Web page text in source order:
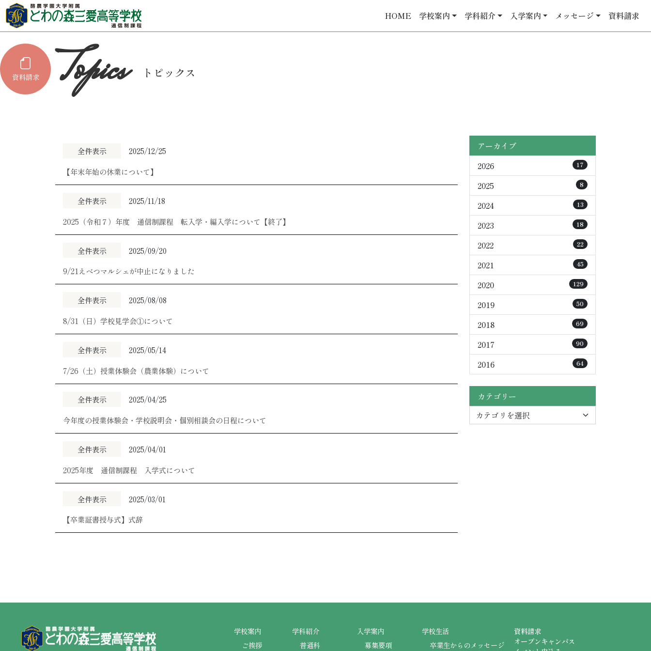
HOME 学校案内 学科紹介 入学案内 メッセージ 資料請求
トピックス
全件表示
2025/12/25
【年末年始の休業について】
全件表示
2025/11/18
2025（令和７）年度 通信制課程 転入学・編入学について【終了】
全件表示
2025/09/20
9/21えべつマルシェが中止になりました
全件表示
2025/08/08
8/31（日）学校見学会①について
全件表示
2025/05/14
7/26（土）授業体験会（農業体験）について
全件表示
2025/04/25
今年度の授業体験会・学校説明会・個別相談会の日程について
全件表示
2025/04/01
2025年度 通信制課程 入学式について
全件表示
2025/03/01
【卒業証書授与式】式辞
アーカイブ
2026
17
2025 8
2024 13
2023 18
2022 22
2021 45
2020 129
2019 50
2018 69
2017 90
2016 64
カテゴリー
学校案内
ご挨拶
学科紹介
普通科
入学案内
募集要項
学校生活
卒業生からのメッセージ
資料請求
オープンキャンパス
資料請求